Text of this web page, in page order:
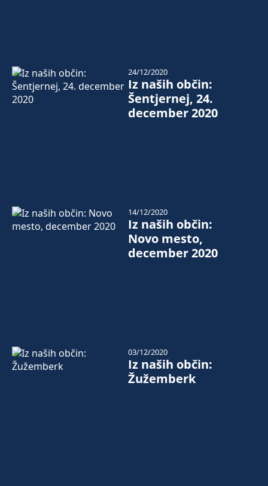
Iz naših občin:
Šentjernej, 24.
december 2020
24/12/2020
Iz naših občin:
Novo mesto,
december 2020
14/12/2020
Iz naših občin:
Žužemberk
03/12/2020